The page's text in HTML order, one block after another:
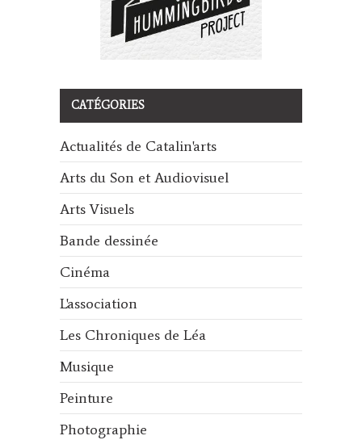
CATÉGORIES
Actualités de Catalin'arts
Arts du Son et Audiovisuel
Arts Visuels
Bande dessinée
Cinéma
L'association
Les Chroniques de Léa
Musique
Peinture
Photographie